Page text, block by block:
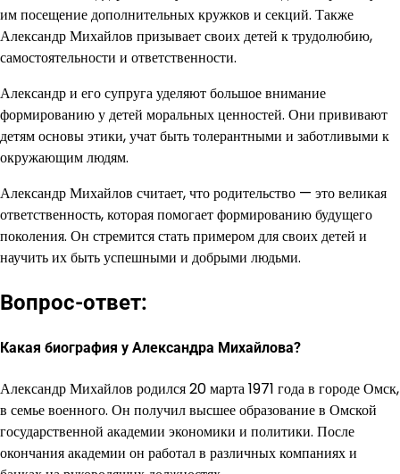
им посещение дополнительных кружков и секций. Также
Александр Михайлов призывает своих детей к трудолюбию,
самостоятельности и ответственности.
Александр и его супруга уделяют большое внимание
формированию у детей моральных ценностей. Они прививают
детям основы этики, учат быть толерантными и заботливыми к
окружающим людям.
Александр Михайлов считает, что родительство — это великая
ответственность, которая помогает формированию будущего
поколения. Он стремится стать примером для своих детей и
научить их быть успешными и добрыми людьми.
Вопрос-ответ:
Какая биография у Александра Михайлова?
Александр Михайлов родился 20 марта 1971 года в городе Омск,
в семье военного. Он получил высшее образование в Омской
государственной академии экономики и политики. После
окончания академии он работал в различных компаниях и